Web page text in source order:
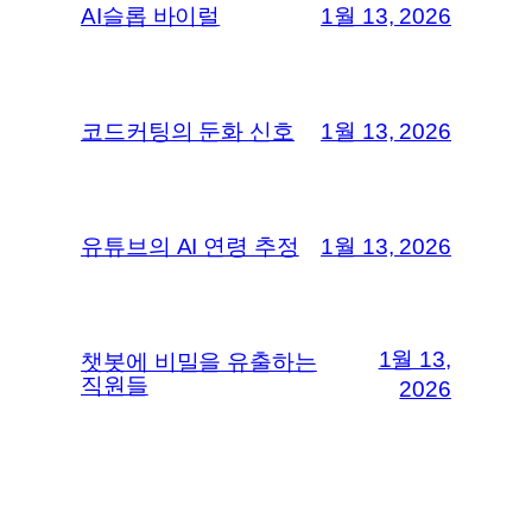
AI슬롭 바이럴 1월 13, 2026
코드커팅의 둔화 신호 1월 13, 2026
유튜브의 AI 연령 추정 1월 13, 2026
챗봇에 비밀을 유출하는
직원들
1월 13,
2026